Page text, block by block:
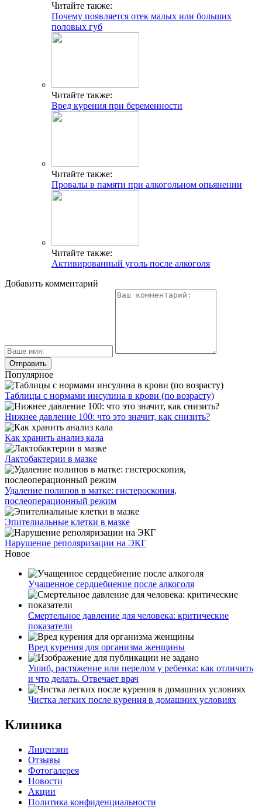
Читайте также:
Почему появляется отек малых или больших
половых губ
Читайте также:
Вред курения при беременности
Читайте также:
Провалы в памяти при алкогольном опьянении
Читайте также:
Активированный уголь после алкоголя
Добавить комментарий
Популярное
Таблицы с нормами инсулина в крови (по возрасту)
Нижнее давление 100: что это значит, как снизить?
Как хранить анализ кала
Лактобактерии в мазке
Удаление полипов в матке: гистероскопия,
послеоперационный режим
Эпителиальные клетки в мазке
Нарушение реполяризации на ЭКГ
Новое
Учащенное сердцебиение после алкоголя
Смертельное давление для человека: критические
показатели
Вред курения для организма женщины
Ушиб, растяжение или перелом у ребенка: как отличить
и что делать. Отвечает врач
Чистка легких после курения в домашних условиях
Клиника
Лицензии
Отзывы
Фотогалерея
Новости
Акции
Политика конфиденциальности